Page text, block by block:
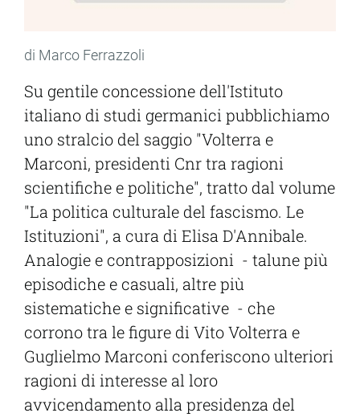
di Marco Ferrazzoli
Su gentile concessione dell'Istituto
italiano di studi germanici pubblichiamo
uno stralcio del saggio "Volterra e
Marconi, presidenti Cnr tra ragioni
scientifiche e politiche", tratto dal volume
"La politica culturale del fascismo. Le
Istituzioni", a cura di Elisa D'Annibale.
Analogie e contrapposizioni - talune più
episodiche e casuali, altre più
sistematiche e significative - che
corrono tra le figure di Vito Volterra e
Guglielmo Marconi conferiscono ulteriori
ragioni di interesse al loro
avvicendamento alla presidenza del